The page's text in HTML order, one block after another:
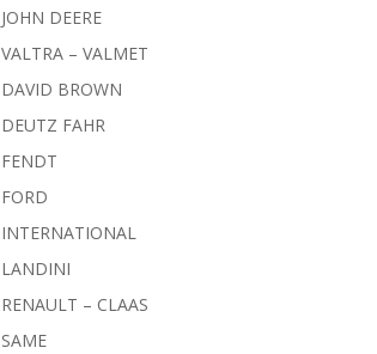
JOHN DEERE
VALTRA – VALMET
DAVID BROWN
DEUTZ FAHR
FENDT
FORD
INTERNATIONAL
LANDINI
RENAULT – CLAAS
SAME